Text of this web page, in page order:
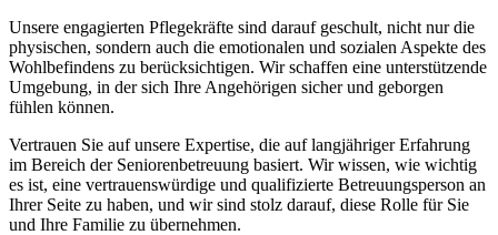
Unsere engagierten Pflegekräfte sind darauf geschult, nicht nur die
physischen, sondern auch die emotionalen und sozialen Aspekte des
Wohlbefindens zu berücksichtigen. Wir schaffen eine unterstützende
Umgebung, in der sich Ihre Angehörigen sicher und geborgen
fühlen können.
Vertrauen Sie auf unsere Expertise, die auf langjähriger Erfahrung
im Bereich der Seniorenbetreuung basiert. Wir wissen, wie wichtig
es ist, eine vertrauenswürdige und qualifizierte Betreuungsperson an
Ihrer Seite zu haben, und wir sind stolz darauf, diese Rolle für Sie
und Ihre Familie zu übernehmen.